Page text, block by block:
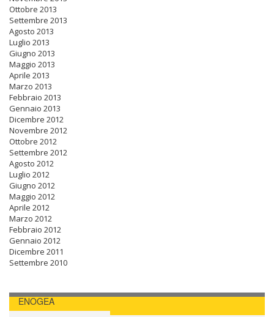
Ottobre 2013
Settembre 2013
Agosto 2013
Luglio 2013
Giugno 2013
Maggio 2013
Aprile 2013
Marzo 2013
Febbraio 2013
Gennaio 2013
Dicembre 2012
Novembre 2012
Ottobre 2012
Settembre 2012
Agosto 2012
Luglio 2012
Giugno 2012
Maggio 2012
Aprile 2012
Marzo 2012
Febbraio 2012
Gennaio 2012
Dicembre 2011
Settembre 2010
ENOGEA